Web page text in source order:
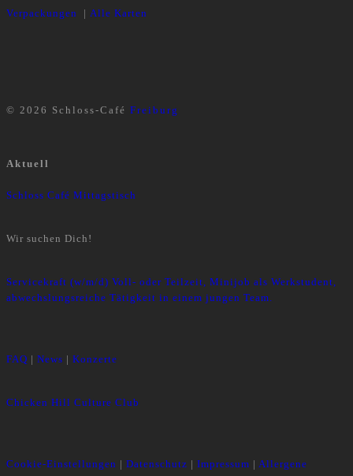
Verpackungen | Alle Karten
© 2026 Schloss-Café Freiburg
Aktuell
Schloss Café Mittagstisch
Wir suchen Dich!
Servicekraft (w/m/d) Voll- oder Teilzeit, Minijob als Werkstudent,
abwechslungsreiche Tätigkeit in einem jungen Team.
FAQ | News | Konzerte
Chicken Hill Culture Club
Cookie-Einstellungen | Datenschutz | Impressum | Allergene